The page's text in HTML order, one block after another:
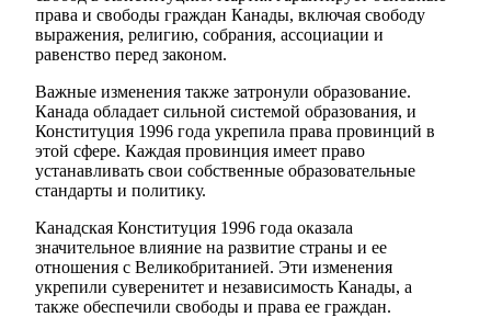
права и свободы граждан Канады, включая свободу
выражения, религию, собрания, ассоциации и
равенство перед законом.
Важные изменения также затронули образование.
Канада обладает сильной системой образования, и
Конституция 1996 года укрепила права провинций в
этой сфере. Каждая провинция имеет право
устанавливать свои собственные образовательные
стандарты и политику.
Канадская Конституция 1996 года оказала
значительное влияние на развитие страны и ее
отношения с Великобританией. Эти изменения
укрепили суверенитет и независимость Канады, а
также обеспечили свободы и права ее граждан.